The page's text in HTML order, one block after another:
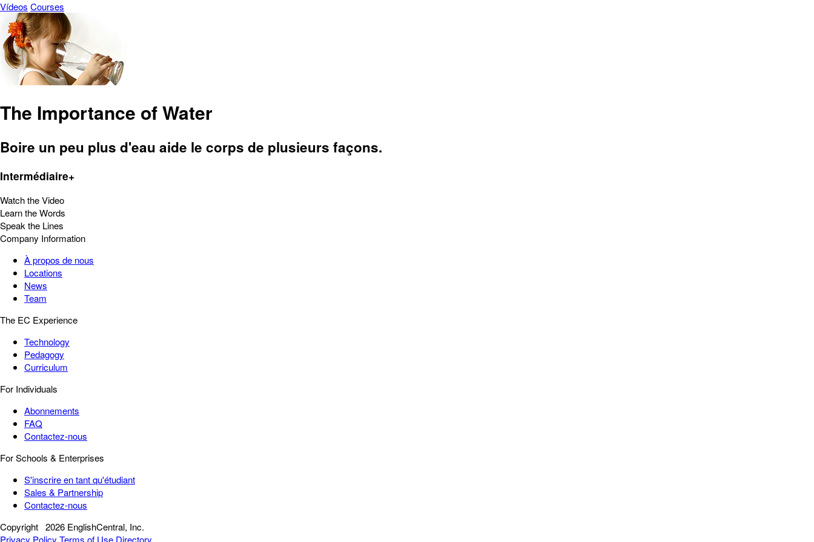
Vídeos Courses
The Importance of Water
Boire un peu plus d'eau aide le corps de plusieurs façons.
Intermédiaire+
Watch the Video
Learn the Words
Speak the Lines
Company Information
À propos de nous
Locations
News
Team
The EC Experience
Technology
Pedagogy
Curriculum
For Individuals
Abonnements
FAQ
Contactez-nous
For Schools & Enterprises
S'inscrire en tant qu'étudiant
Sales & Partnership
Contactez-nous
Copyright 2026 EnglishCentral, Inc.